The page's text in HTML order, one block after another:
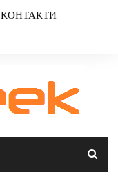
КОНТАКТИ